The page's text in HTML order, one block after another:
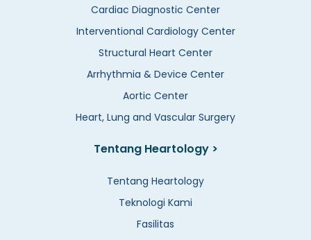
Cardiac Diagnostic Center
Interventional Cardiology Center
Structural Heart Center
Arrhythmia & Device Center
Aortic Center
Heart, Lung and Vascular Surgery
Tentang Heartology >
Tentang Heartology
Teknologi Kami
Fasilitas